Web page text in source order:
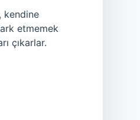
kendine
etmemek
çıkarlar.